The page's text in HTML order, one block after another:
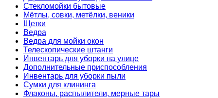
Стекломойки бытовые
Мётлы, совки, метёлки, веники
Щетки
Ведра
Ведра для мойки окон
Телескопические штанги
Инвентарь для уборки на улице
Дополнительные приспособления
Инвентарь для уборки пыли
Сумки для клининга
Флаконы, распылители, мерные тары